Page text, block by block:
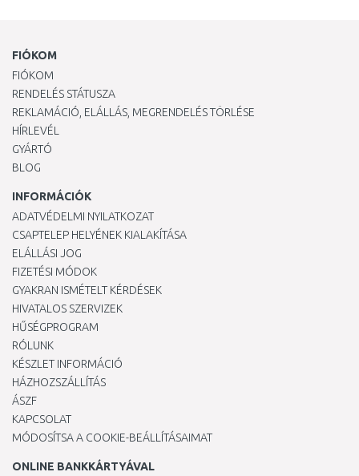
FIÓKOM
FIÓKOM
RENDELÉS STÁTUSZA
REKLAMÁCIÓ, ELÁLLÁS, MEGRENDELÉS TÖRLÉSE
HÍRLEVÉL
GYÁRTÓ
BLOG
INFORMÁCIÓK
ADATVÉDELMI NYILATKOZAT
CSAPTELEP HELYÉNEK KIALAKÍTÁSA
ELÁLLÁSI JOG
FIZETÉSI MÓDOK
GYAKRAN ISMÉTELT KÉRDÉSEK
HIVATALOS SZERVIZEK
HŰSÉGPROGRAM
RÓLUNK
KÉSZLET INFORMÁCIÓ
HÁZHOZSZÁLLÍTÁS
ÁSZF
KAPCSOLAT
MÓDOSÍTSA A COOKIE-BEÁLLÍTÁSAIMAT
ONLINE BANKKÁRTYÁVAL